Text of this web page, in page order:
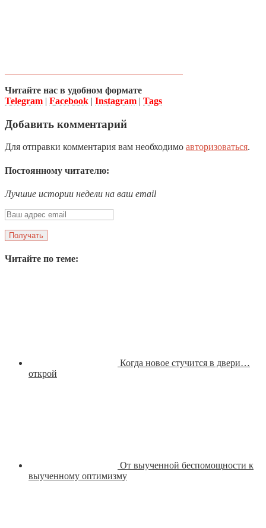
Читайте нас в удобном формате
Telegram | Facebook | Instagram | Tags
Добавить комментарий
Для отправки комментария вам необходимо авторизоваться.
Постоянному читателю:
Лучшие истории недели на ваш email
Читайте по теме:
Когда новое стучится в двери…
открой
От выученной беспомощности к
выученному оптимизму